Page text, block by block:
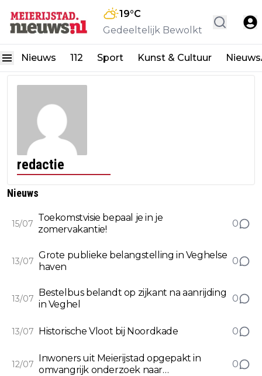
19°C
Gedeeltelijk Bewolkt
Nieuws 112 Sport Kunst & Cultuur
redactie
Nieuws
15/07
Toekomstvisie bepaal je in je
zomervakantie!
0
13/07
Grote publieke belangstelling in Veghelse
haven
0
13/07
Bestelbus belandt op zijkant na aanrijding
in Veghel
0
13/07 Historische Vloot bij Noordkade 0
12/07
Inwoners uit Meierijstad opgepakt in
omvangrijk onderzoek naar
0